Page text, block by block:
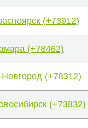
(+73912)
(+78462)
(+78312)
(+73832)